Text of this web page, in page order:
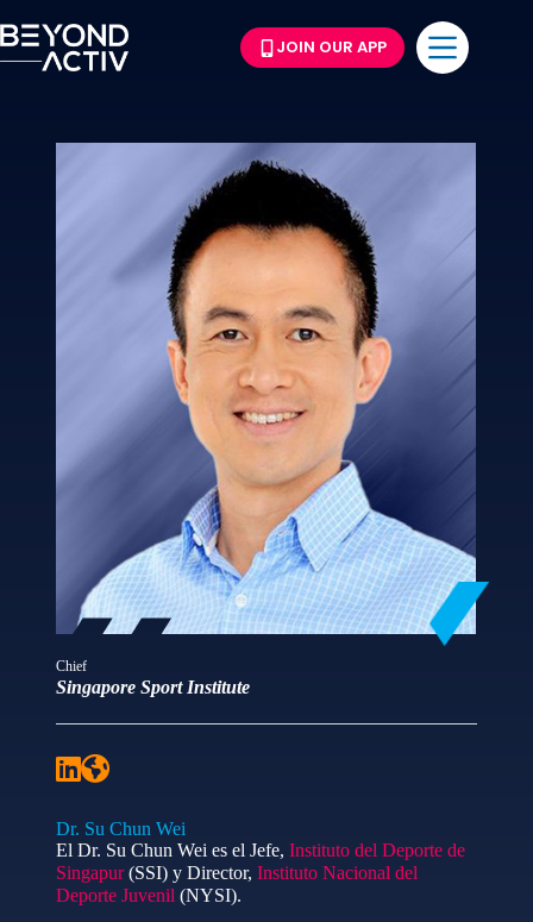
JOIN OUR APP
Chief
Singapore Sport Institute
Dr. Su Chun Wei
El Dr. Su Chun Wei es el Jefe, Instituto del Deporte de
Singapur(SSI) y Director, Instituto Nacional del
Deporte Juvenil (NYSI).